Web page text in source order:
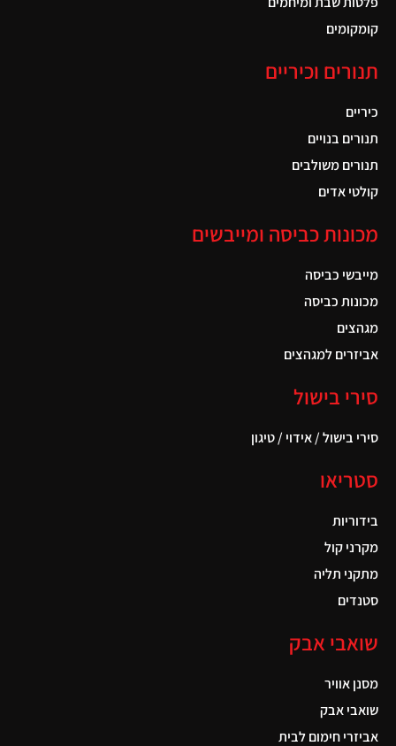
קומקומים
תנורים וכיריים
כיריים
תנורים בנויים
תנורים משולבים
קולטי אדים
מכונות כביסה ומייבשים
מייבשי כביסה
מכונות כביסה
מגהצים
אביזרים למגהצים
סירי בישול
סירי בישול / אידוי / טיגון
סטריאו
בידוריות
מקרני קול
מתקני תליה
סטנדים
שואבי אבק
מסנן אוויר
שואבי אבק
אביזרי חימום לבית